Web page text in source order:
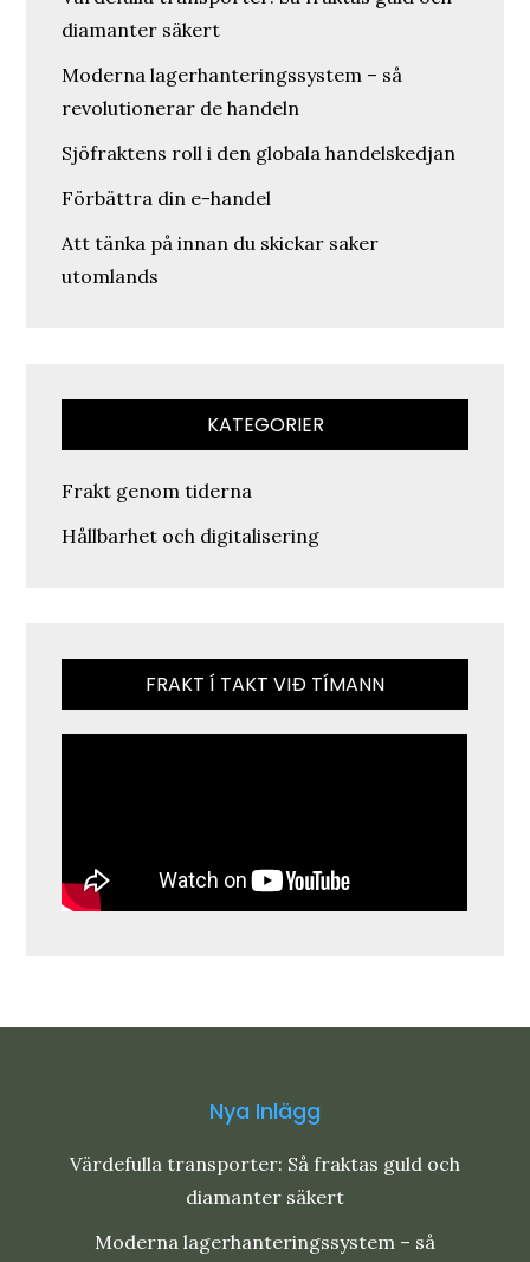
diamanter säkert
Moderna lagerhanteringssystem – så
revolutionerar de handeln
Sjöfraktens roll i den globala handelskedjan
Förbättra din e-handel
Att tänka på innan du skickar saker
utomlands
KATEGORIER
Frakt genom tiderna
Hållbarhet och digitalisering
FRAKT Í TAKT VIÐ TÍMANN
Nya Inlägg
Värdefulla transporter: Så fraktas guld och
diamanter säkert
Moderna lagerhanteringssystem – så